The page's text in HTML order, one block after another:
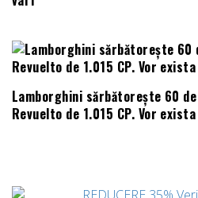
Lamborghini sărbătorește 60
Revuelto de 1.015 CP. Vor